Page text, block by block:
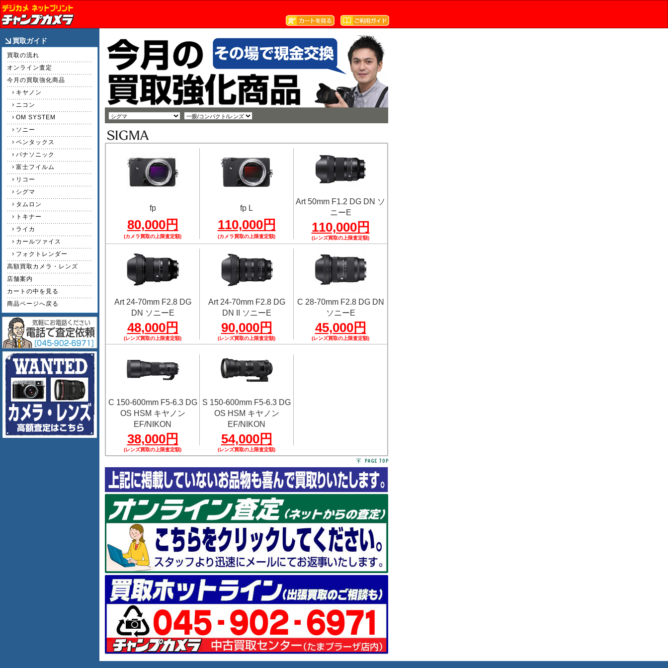
買取ガイド
買取の流れ
オンライン査定
今月の買取強化商品
キヤノン
ニコン
OM SYSTEM
ソニー
ペンタックス
パナソニック
富士フイルム
リコー
シグマ
タムロン
トキナー
ライカ
カールツァイス
フォクトレンダー
高額買取カメラ・レンズ
店舗案内
カートの中を見る
商品ページへ戻る
fp
80,000円
(カメラ買取の上限査定額)
fp L
110,000円
(カメラ買取の上限査定額)
Art 50mm F1.2 DG DN ソ
ニーE
110,000円
(レンズ買取の上限査定額)
Art 24-70mm F2.8 DG
DN ソニーE
48,000円
(レンズ買取の上限査定額)
Art 24-70mm F2.8 DG
DN II ソニーE
90,000円
(レンズ買取の上限査定額)
C 28-70mm F2.8 DG DN
ソニーE
45,000円
(レンズ買取の上限査定額)
C 150-600mm F5-6.3 DG
OS HSM キヤノン
EF/NIKON
38,000円
(レンズ買取の上限査定額)
S 150-600mm F5-6.3 DG
OS HSM キヤノン
EF/NIKON
54,000円
(レンズ買取の上限査定額)